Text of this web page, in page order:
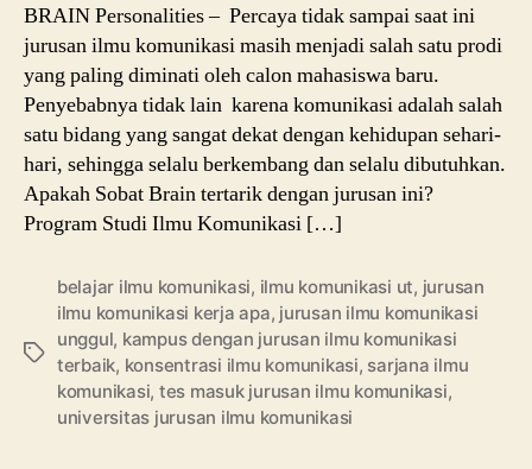
BRAIN Personalities – Percaya tidak sampai saat ini
jurusan ilmu komunikasi masih menjadi salah satu prodi
yang paling diminati oleh calon mahasiswa baru.
Penyebabnya tidak lain karena komunikasi adalah salah
satu bidang yang sangat dekat dengan kehidupan sehari-
hari, sehingga selalu berkembang dan selalu dibutuhkan.
Apakah Sobat Brain tertarik dengan jurusan ini?
Program Studi Ilmu Komunikasi […]
Tags
belajar ilmu komunikasi, ilmu komunikasi ut, jurusan
ilmu komunikasi kerja apa, jurusan ilmu komunikasi
unggul, kampus dengan jurusan ilmu komunikasi
terbaik, konsentrasi ilmu komunikasi, sarjana ilmu
komunikasi, tes masuk jurusan ilmu komunikasi,
universitas jurusan ilmu komunikasi